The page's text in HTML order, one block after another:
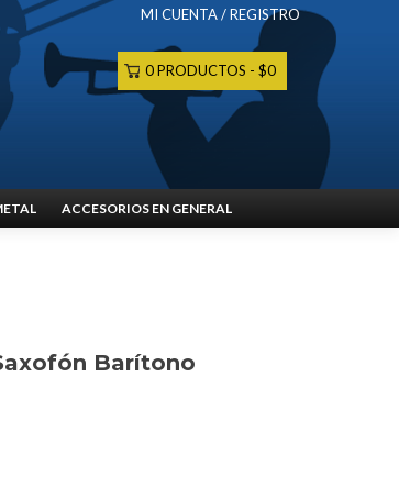
MI CUENTA / REGISTRO
0 PRODUCTOS $0
ACCESORIOS EN GENERAL
Barítono